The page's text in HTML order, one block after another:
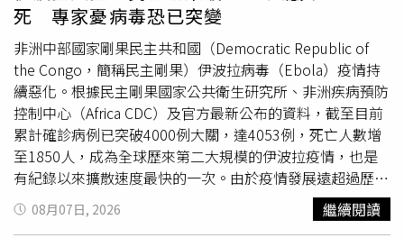
可能使葉門進一步捲入更廣泛的區域衝突。胡塞武裝上個月
宣布在紅海對沙烏地阿拉伯實施海上封鎖，理由是回應他們
沙烏地對葉門實施的「圍困」；利雅德當時則否認了這項指
控。
死 專家憂病毒恐已突變
非洲中部國家剛果民主共和國（Democratic Republic of
the Congo，簡稱民主剛果）伊波拉病毒（Ebola）疫情持
續惡化。根據民主剛果國家公共衛生研究所、非洲疾病預防
控制中心（Africa CDC）及官方最新公布的資料，截至目前
累計確診病例已突破4000例大關，達4053例，死亡人數增
至1850人，成為全球歷來第二大規模的伊波拉疫情，也是
有紀錄以來擴散速度最快的一次。由於疫情發展遠超過歷次
同型病毒疫情，專家更擔憂此次流行的本迪布焦型
（Bundibugyo）伊波拉病毒株可能已發生突變，世界衛生
08月07日, 2026 繼續閱讀